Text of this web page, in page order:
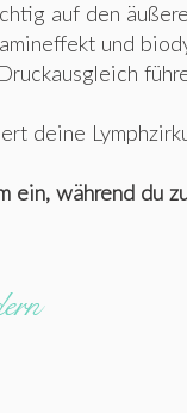
auf den
und
deine
ein, während du